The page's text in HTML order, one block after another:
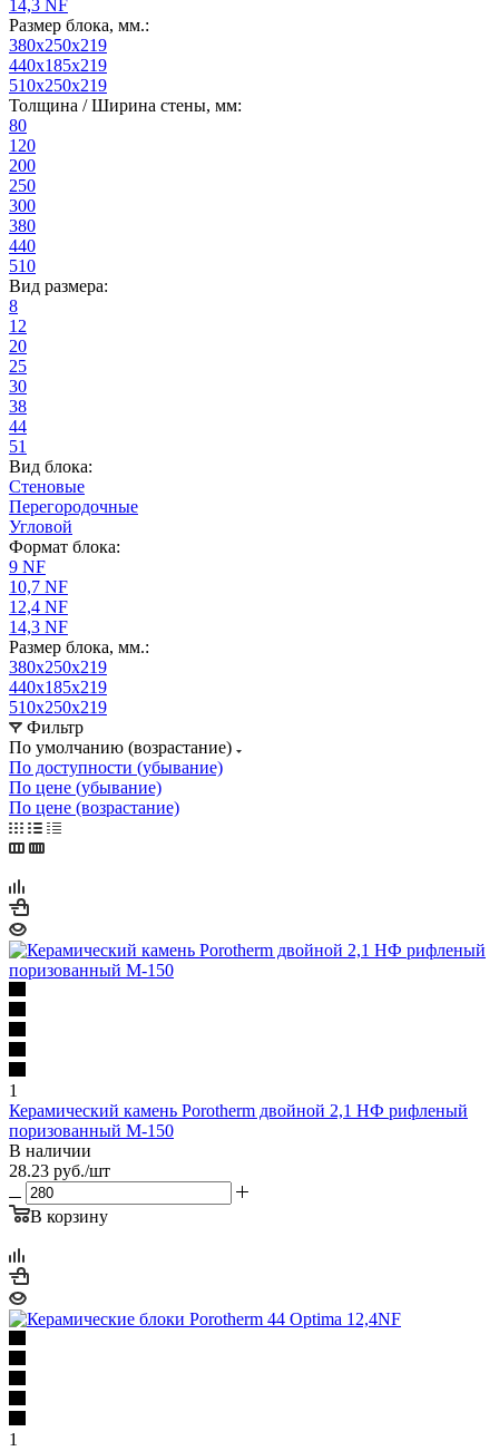
14,3 NF
Размер блока, мм.:
380x250x219
440x185x219
510x250x219
Толщина / Ширина стены, мм:
80
120
200
250
300
380
440
510
Вид размера:
8
12
20
25
30
38
44
51
Вид блока:
Стеновые
Перегородочные
Угловой
Формат блока:
9 NF
10,7 NF
12,4 NF
14,3 NF
Размер блока, мм.:
380x250x219
440x185x219
510x250x219
Фильтр
По умолчанию (возрастание)
По доступности (убывание)
По цене (убывание)
По цене (возрастание)
1
Керамический камень Porotherm двойной 2,1 НФ рифленый
поризованный М-150
В наличии
28.23 руб./шт
В корзину
1